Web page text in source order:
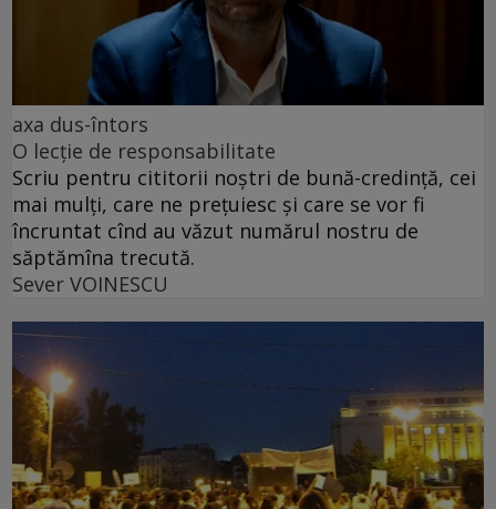
axa dus-întors
O lecție de responsabilitate
Scriu pentru cititorii noștri de bună-credință, cei
mai mulți, care ne prețuiesc și care se vor fi
încruntat cînd au văzut numărul nostru de
săptămîna trecută.
Sever VOINESCU